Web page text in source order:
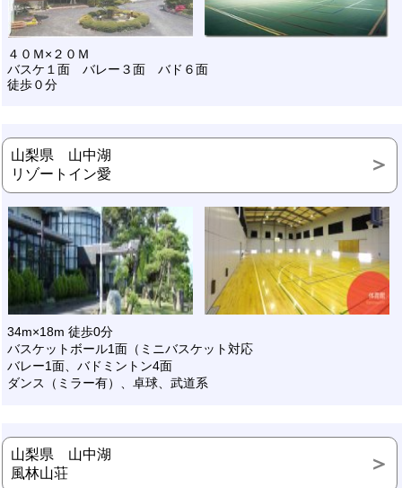
４０Ｍ×２０Ｍ
バスケ１面 バレー３面 バド６面
徒歩０分
山梨県 山中湖
リゾートイン愛
34m×18m 徒歩0分
バスケットボール1面（ミニバスケット対応
バレー1面、バドミントン4面
ダンス（ミラー有）、卓球、武道系
山梨県 山中湖
風林山荘